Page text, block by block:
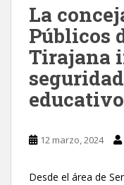
La
Públicos
Tirajana
12 marzo, 2024
Desde el área de